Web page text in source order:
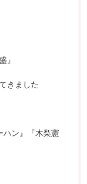
』
きました
ハン』『木梨憲